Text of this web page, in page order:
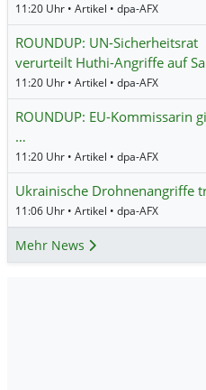
11:20 Uhr • Artikel • dpa-AFX
ROUNDUP: UN-Sicherheitsrat
verurteilt Huthi-Angriffe auf
11:20 Uhr • Artikel • dpa-AFX
ROUNDUP: EU-Kommissarin
…
11:20 Uhr • Artikel • dpa-AFX
Ukrainische Drohnenangriffe
11:06 Uhr • Artikel • dpa-AFX
Mehr News